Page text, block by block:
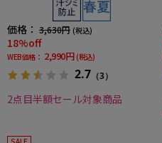
価格： 3,630円 (税込)
18%off
WEB価格： 2,990円 (税込)
2.7 （3）
2点目半額セール対象商品